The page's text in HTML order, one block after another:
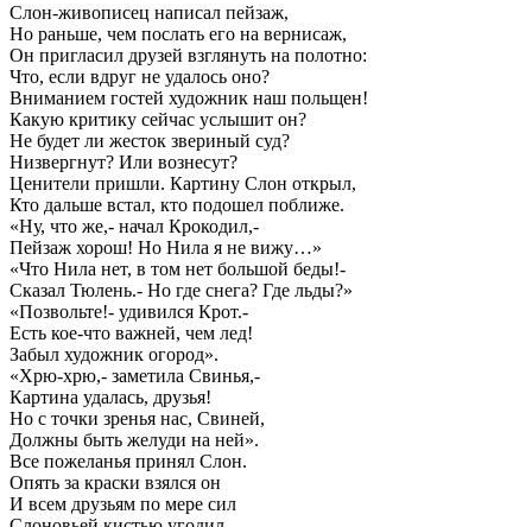
Слон-живописец написал пейзаж,
Но раньше, чем послать его на вернисаж,
Он пригласил друзей взглянуть на полотно:
Что, если вдруг не удалось оно?
Вниманием гостей художник наш польщен!
Какую критику сейчас услышит он?
Не будет ли жесток звериный суд?
Низвергнут? Или вознесут?
Ценители пришли. Картину Слон открыл,
Кто дальше встал, кто подошел поближе.
«Ну, что же,- начал Крокодил,-
Пейзаж хорош! Но Нила я не вижу…»
«Что Нила нет, в том нет большой беды!-
Сказал Тюлень.- Но где снега? Где льды?»
«Позвольте!- удивился Крот.-
Есть кое-что важней, чем лед!
Забыл художник огород».
«Хрю-хрю,- заметила Свинья,-
Картина удалась, друзья!
Но с точки зренья нас, Свиней,
Должны быть желуди на ней».
Все пожеланья принял Слон.
Опять за краски взялся он
И всем друзьям по мере сил